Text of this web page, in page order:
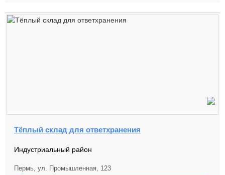
Тёплый склад для ответхранения
Индустриальный район
Пермь, ул. Промышленная, 123